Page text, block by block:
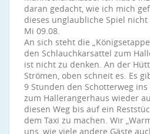
daran gedacht, wie ich mich
dieses unglaubliche Spiel
Mi 09.08.
An sich steht die
den Schlauchkarsattel zum
ist nicht zu denken. An der
Strömen, oben schneit es. Es
9 Stunden den Schotterweg
zum Hallerangerhaus wieder
diesen Weg bis auf ein
dem Taxi zu machen. Wir
uns, wie viele andere Gäste